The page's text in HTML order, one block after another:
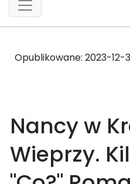
Opublikowane: 2023-12-
Nancy w
Wieprzy.